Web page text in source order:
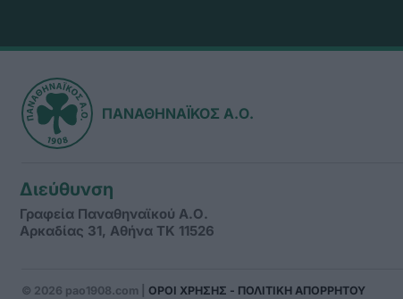
ΠΑΝΑΘΗΝΑΪΚΟΣ Α.Ο.
Διεύθυνση
Γραφεία Παναθηναϊκού Α.Ο.
Αρκαδίας 31, Αθήνα ΤΚ 11526
© 2026 pao1908.com | ΟΡΟΙ ΧΡΗΣΗΣ - ΠΟΛΙΤΙΚΗ ΑΠΟΡΡΗΤΟΥ